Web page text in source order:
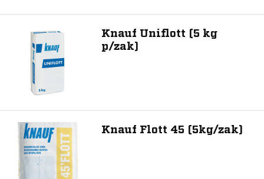
Knauf Uniflott (5 kg
p/zak)
Knauf Flott 45 (5kg/zak)